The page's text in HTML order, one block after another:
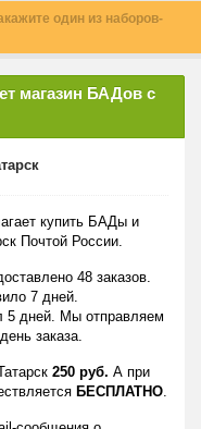
один из наборов-
магазин БАДов с
купить БАДы и
Почтой России.
48 заказов.
7 дней.
5 дней. Мы отправляем
заказа.
250 руб. А при
БЕСПЛАТНО.